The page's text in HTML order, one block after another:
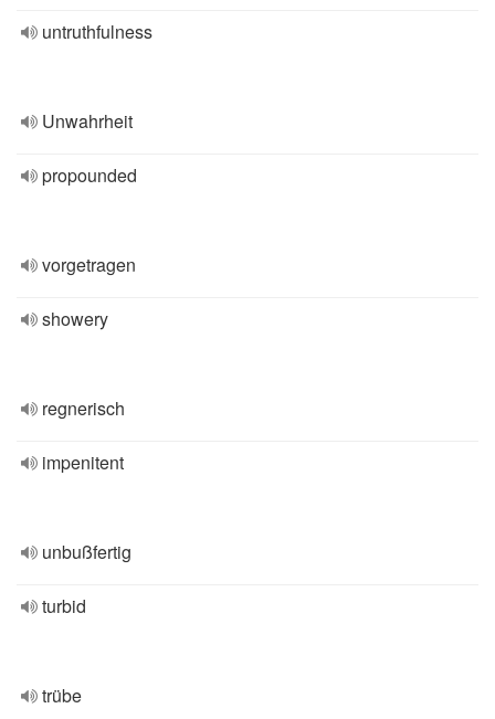
untruthfulness
Unwahrheit
propounded
vorgetragen
showery
regnerisch
impenitent
unbußfertig
turbid
trübe